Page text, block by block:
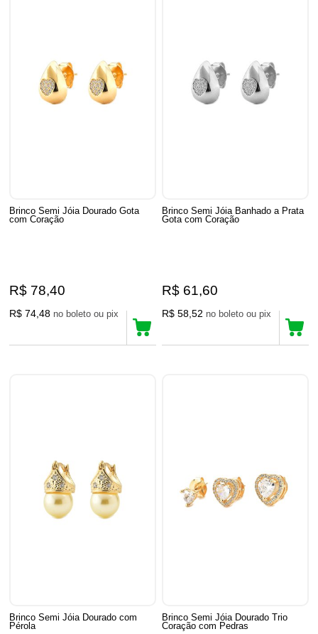
Brinco Semi Jóia Dourado Gota
com Coração
R$ 78,40
R$ 74,48 no boleto ou pix
Brinco Semi Jóia Banhado a Prata
Gota com Coração
R$ 61,60
R$ 58,52 no boleto ou pix
Brinco Semi Jóia Dourado com
Pérola
Brinco Semi Jóia Dourado Trio
Coração com Pedras